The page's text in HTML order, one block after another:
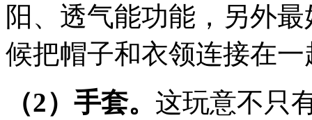
阳、透气能功能，另外
候把帽子和衣领连接在
（2）手套。 这玩意不只